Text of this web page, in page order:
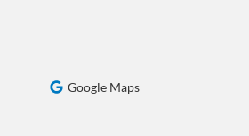
Google Maps